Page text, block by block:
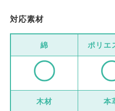
対応素材
綿 ポリエ
木材 本